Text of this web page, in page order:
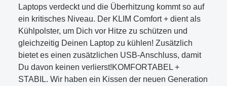
Laptops verdeckt und die Überhitzung kommt so auf
ein kritisches Niveau. Der KLIM Comfort + dient als
Kühlpolster, um Dich vor Hitze zu schützen und
gleichzeitig Deinen Laptop zu kühlen! Zusätzlich
bietet es einen zusätzlichen USB-Anschluss, damit
Du davon keinen verlierst!KOMFORTABEL +
STABIL. Wir haben ein Kissen der neuen Generation